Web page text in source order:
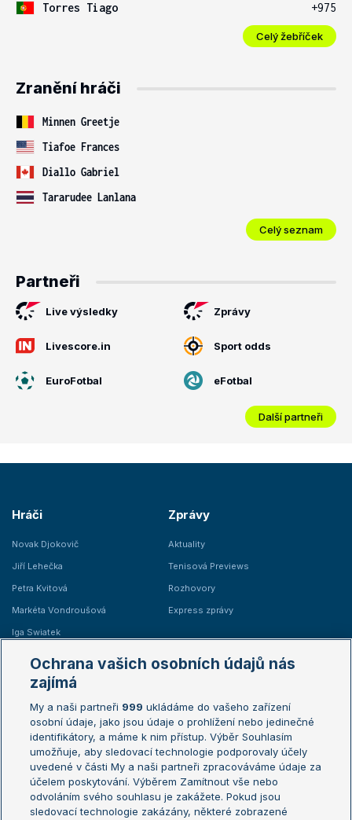
Torres Tiago
+975
Celý žebříček
Zranění hráči
Minnen Greetje
Tiafoe Frances
Diallo Gabriel
Tararudee Lanlana
Celý seznam
Partneři
Live výsledky Zprávy
Livescore.in Sport odds
EuroFotbal eFotbal
Další partneři
Hráči
Novak Djokovič
Jiří Lehečka
Petra Kvitová
Markéta Vondroušová
Iga Swiatek
Zprávy
Aktuality
Tenisová Previews
Rozhovory
Express zprávy
Žebříčky
Žebříček ATP (muži)
Žebříček WTA (ženy)
Sázkařský žebříček
Australian Open
French Open
Wimbledon
US Open
Turnaj mistrů
Turnaj mistryň
Ochrana vašich osobních údajů nás
zajímá
My a naši partneři 999 ukládáme do vašeho zařízení
osobní údaje, jako jsou údaje o prohlížení nebo jedinečné
identifikátory, a máme k nim přístup. Výběr Souhlasím
umožňuje, aby sledovací technologie podporovaly účely
uvedené v části My a naši partneři zpracováváme údaje za
účelem poskytování. Výběrem Zamítnout vše nebo
odvoláním svého souhlasu je zakážete. Pokud jsou
sledovací technologie zakázány, některé zobrazené